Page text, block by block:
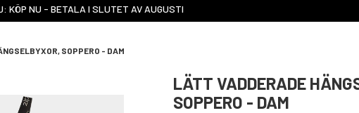
KÖP NU - BETALA I SLUTET AV AUGUSTI
SOPPERO - DAM
LÄTT VADDERADE
SOPPERO - DAM